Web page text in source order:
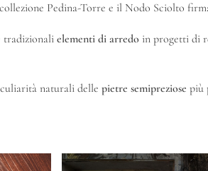
Pedina-Torre e il Nodo Sciolto
tradizionali elementi di arredo in progetti di
naturali delle pietre semipreziose più